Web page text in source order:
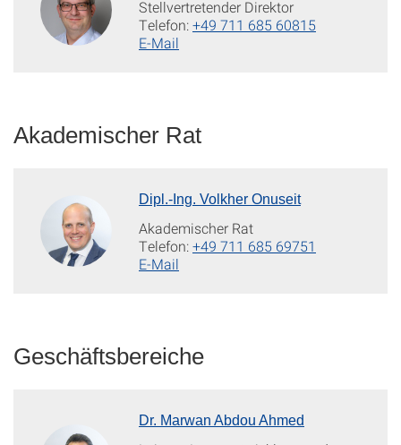
Stellvertretender Direktor
Telefon:+49 711 685 60815
E-Mail
Akademischer Rat
Dipl.-Ing. Volkher Onuseit
Akademischer Rat
Telefon:+49 711 685 69751
E-Mail
Geschäftsbereiche
Dr. Marwan Abdou Ahmed